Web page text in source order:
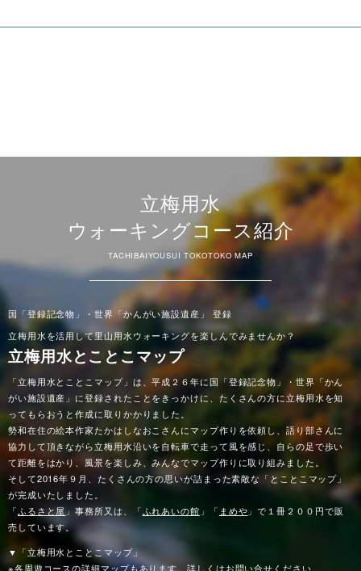
立梅用水
ウォーキングコース紹介
TACHIBAIYOUSUI TOKOTOKO MAP
国「登録記念物」・世界「かんがい施設遺産」 登録
立梅用水を活用して里山用水ウォーキングを楽しんでみませんか？
立梅用水とことこマップ
「立梅用水とことこマップ」は、平成２６年に国「登録記念物」・世界「かん
がい施設遺産」に登録されたことをきっかけに、たくさんの方に立梅用水を知
ってもらおうと作成に取りかかりました。
勢和在住の絵本作家たかはしなおこさんにマップ作りを依頼し、語り部さんに
協力して頂きながら立梅用水沿いを自転車で走って風を感じ、自らの足で歩い
て距離をはかり、風景を楽しみ、みんなでマップ作りに取り組みました。
そして2016年９月、たくさんの方の思いが詰まった素敵な「とことこマップ」
が完成いたしました。
「ふるさと屋 」事務所又は、「ふれあいの館 」「 まめや 」で１冊２００円で販
売しています。
▼「立梅用水とことこマップ」
※各周遊コースの詳細マップもあります。詳しくはお問い合せください。